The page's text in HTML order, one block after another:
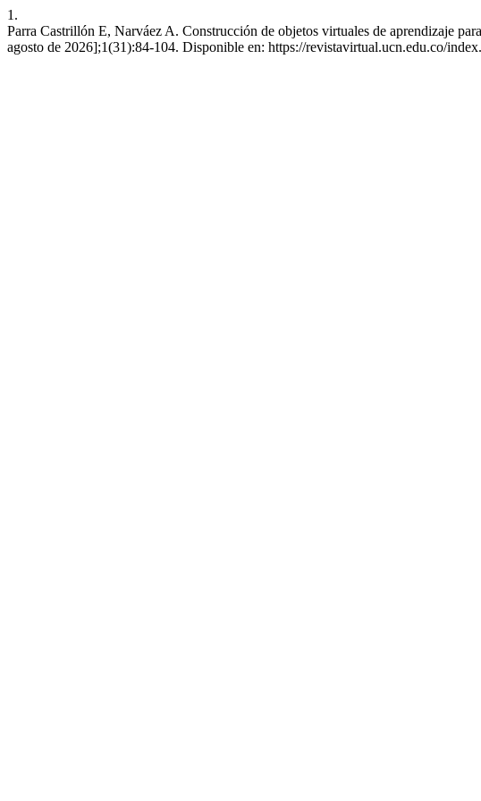
1.
Parra Castrillón E, Narváez A. Construcción de objetos virtuales de aprendizaje
agosto de 2026];1(31):84-104. Disponible en: https://revistavirtual.ucn.edu.co/